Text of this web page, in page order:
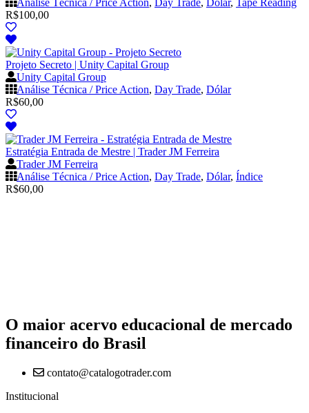
Análise Técnica / Price Action, Day Trade, Dólar, Tape Reading
R$100,00
Projeto Secreto | Unity Capital Group
Unity Capital Group
Análise Técnica / Price Action, Day Trade, Dólar
R$60,00
Estratégia Entrada de Mestre | Trader JM Ferreira
Trader JM Ferreira
Análise Técnica / Price Action, Day Trade, Dólar, Índice
R$60,00
O maior acervo educacional de mercado
financeiro do Brasil
contato@catalogotrader.com
Institucional